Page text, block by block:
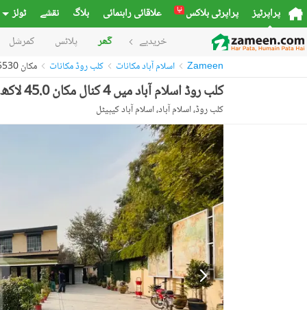
پراپرٹیز پراپرٹی بلاکس نیا علاقائی راہنمائی بلاگ نقشے ٹولز
خریدیے گھر پلاٹس کمرشل
Zameen اسلام آباد مکانات کلب روڈ مکانات مکان 53925530
کلب روڈ اسلام آباد میں 4 کنال مکان 45.0 لاکھ میں کرایہ پر دستیاب ہے۔
کلب روڈ، اسلام آباد، اسلام آباد کیپیٹل